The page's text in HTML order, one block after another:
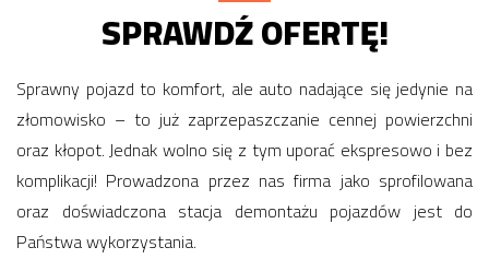
SPRAWDŹ OFERTĘ!
Sprawny pojazd to komfort, ale auto nadające się jedynie na
złomowisko – to już zaprzepaszczanie cennej powierzchni
oraz kłopot. Jednak wolno się z tym uporać ekspresowo i bez
komplikacji! Prowadzona przez nas firma jako sprofilowana
oraz doświadczona stacja demontażu pojazdów jest do
Państwa wykorzystania.